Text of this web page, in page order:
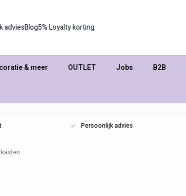
adviesBlog5% Loyalty korting
& meer OUTLET Jobs B2B
Persoonlijk advies